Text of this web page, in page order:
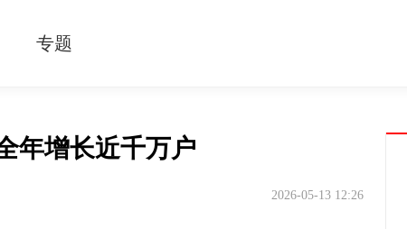
专题
年增长近千万户
2026-05-13 12:26